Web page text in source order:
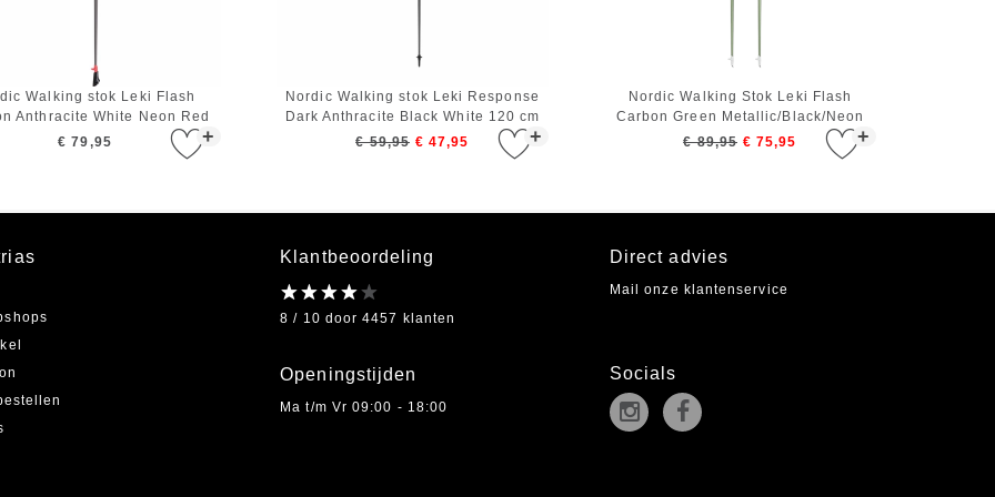
+
Walking stok Leki Flash
Anthracite White Neon Red
100 cm
€ 79,95 +
Nordic Walking stok Leki Response
Dark Anthracite Black White 120 cm
€ 59,95 € 47,95 +
Nordic Walking Stok Leki Flash
Carbon Green Metallic/Black/Neon
Yellow - 100 cm
€ 89,95 € 75,95
Klantbeoordeling
8 / 10 door 4457 klanten
Openingstijden
Ma t/m Vr 09:00 - 18:00
Direct advies
Mail onze klantenservice
Socials